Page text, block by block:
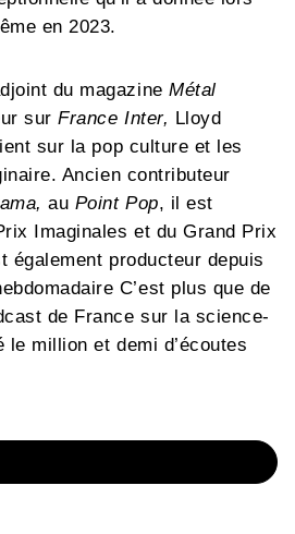
en 2023.
du magazineMétal
surFrance Inter, Lloyd
sur la pop culture et les
Ancien contributeur
au Point Pop, il est
Imaginales et du Grand Prix
également producteur depuis
C’est plus que de
de France sur la science-
million et demi d’écoutes